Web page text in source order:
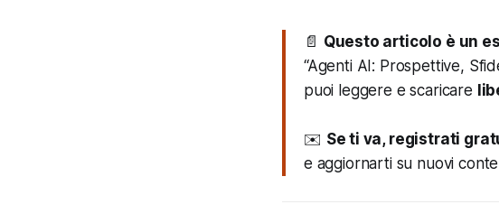
📄 Questo articolo è un
“Agenti AI: Prospettive,
puoi leggere e scaricare
✉️ Se ti va, registrati
e aggiornarti su nuovi